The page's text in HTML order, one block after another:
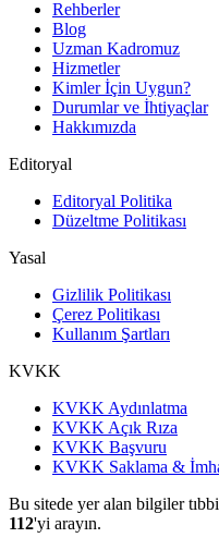
Rehberler
Blog
Uzman Kadromuz
Hizmetler
Kimler İçin Uygun?
Durumlar ve İhtiyaçlar
Hakkımızda
Editoryal
Editoryal Politika
Düzeltme Politikası
Yasal
Gizlilik Politikası
Çerez Politikası
Kullanım Şartları
KVKK
KVKK Aydınlatma
KVKK Açık Rıza
KVKK Başvuru
KVKK Saklama &
Bu sitede yer alan bilgiler
112'yi arayın.